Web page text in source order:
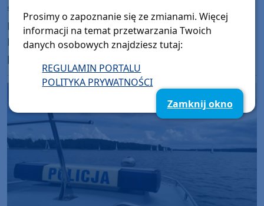
środa, 15 lipca 2026, 11:36
Nie obyło się bez mandatów i pouczeń.
Funkcjonariusze Straży Leśnej i na wspólnych
patrolach w lasach w Dziemianach i Lipuszu
Prosimy o zapoznanie się ze zmianami. Więcej
informacji na temat przetwarzania Twoich
danych osobowych znajdziesz tutaj:
REGULAMIN PORTALU
POLITYKA PRYWATNOŚCI
Zamknij okno